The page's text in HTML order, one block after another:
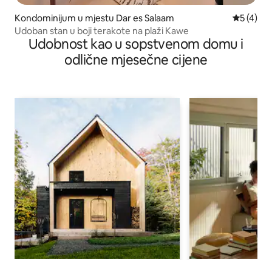
Kondominijum u mjestu Dar es Salaam
5 (4)
Udoban stan u boji terakote na plaži Kawe
Udobnost kao u sopstvenom domu i
odlične mjesečne cijene